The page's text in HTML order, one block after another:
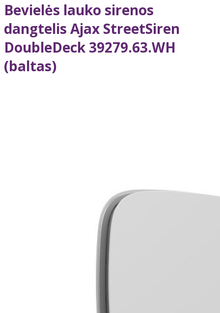
Bevielės lauko sirenos
dangtelis Ajax StreetSiren
DoubleDeck 39279.63.WH
(baltas)